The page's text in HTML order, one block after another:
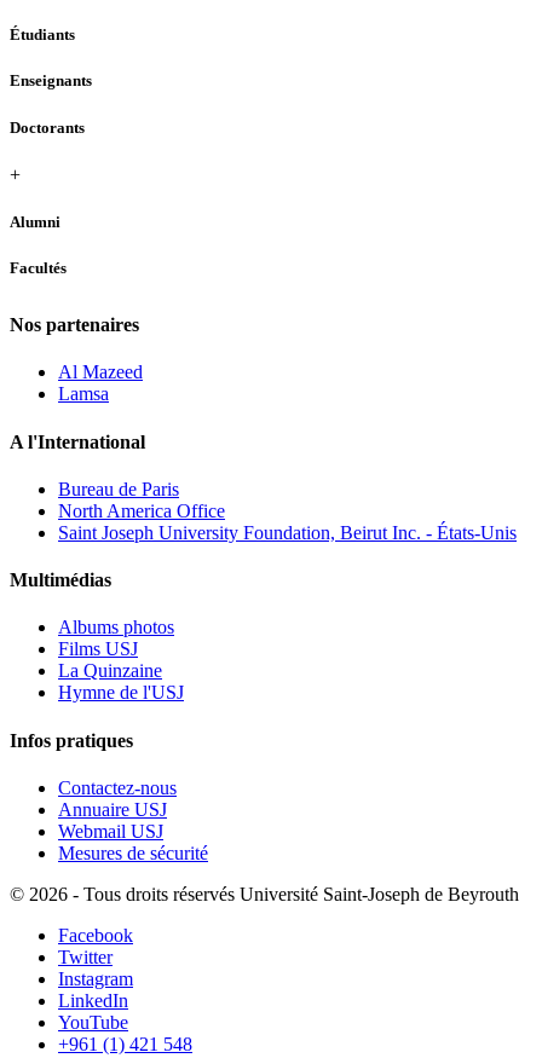
Étudiants
Enseignants
Doctorants
+
Alumni
Facultés
Nos partenaires
Al Mazeed
Lamsa
A l'International
Bureau de Paris
North America Office
Saint Joseph University Foundation, Beirut Inc. - États-Unis
Multimédias
Albums photos
Films USJ
La Quinzaine
Hymne de l'USJ
Infos pratiques
Contactez-nous
Annuaire USJ
Webmail USJ
Mesures de sécurité
© 2026 - Tous droits réservés Université Saint-Joseph de Beyrouth
Facebook
Twitter
Instagram
LinkedIn
YouTube
+961 (1) 421 548